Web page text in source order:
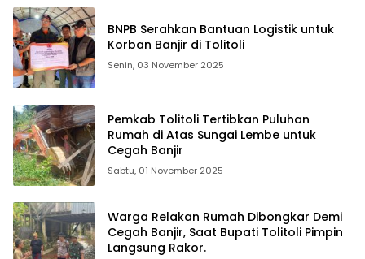
BNPB Serahkan Bantuan Logistik untuk
Korban Banjir di Tolitoli
Senin, 03 November 2025
Pemkab Tolitoli Tertibkan Puluhan
Rumah di Atas Sungai Lembe untuk
Cegah Banjir
Sabtu, 01 November 2025
Warga Relakan Rumah Dibongkar Demi
Cegah Banjir, Saat Bupati Tolitoli Pimpin
Langsung Rakor.